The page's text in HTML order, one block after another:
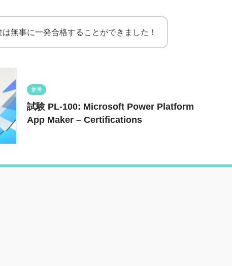
無事に一発合格することができました！
参考
試験 PL-100: Microsoft Power Platform
App Maker – Certifications